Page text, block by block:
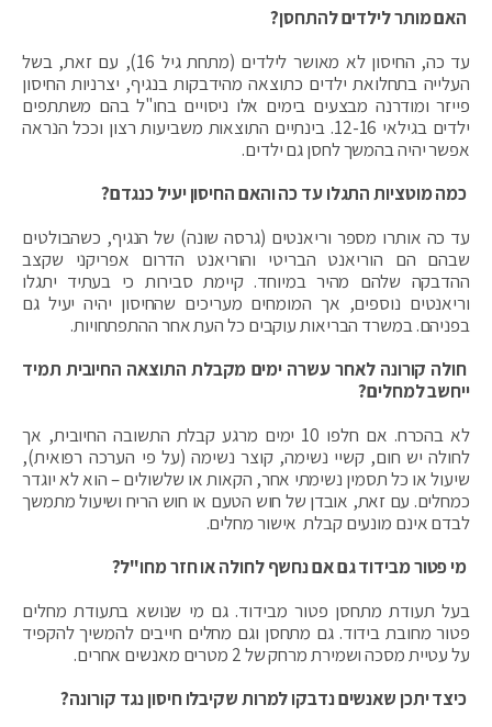
האם מותר לילדים להתחסן?
עד כה, החיסון לא מאושר לילדים (מתחת גיל 16), עם זאת, בשל
העלייה בתחלואת ילדים כתוצאה מהידבקות בנגיף, יצרניות החיסון
פייזר ומודרנה מבצעים בימים אלו ניסויים בחו"ל בהם משתתפים
ילדים בגילאי 12-16. בינתיים התוצאות משביעות רצון וככל הנראה
אפשר יהיה בהמשך לחסן גם ילדים.
כמה מוטציות התגלו עד כה והאם החיסון יעיל כנגדם?
עד כה אותרו מספר וריאנטים (גרסה שונה) של הנגיף, כשהבולטים
שבהם הם הוריאנט הבריטי והוריאנט הדרום אפריקני שקצב
ההדבקה שלהם מהיר במיוחד. קיימת סבירות כי בעתיד יתגלו
וריאנטים נוספים, אך המומחים מעריכים שהחיסון יהיה יעיל גם
בפניהם. במשרד הבריאות עוקבים כל העת אחר ההתפתחויות.
חולה קורונה לאחר עשרה ימים מקבלת התוצאה החיובית תמיד
ייחשב למחלים?
לא בהכרח. אם חלפו 10 ימים מרגע קבלת התשובה החיובית, אך
לחולה יש חום, קשיי נשימה, קוצר נשימה (על פי הערכה רפואית),
שיעול או כל תסמין נשימתי אחר, הקאות או שלשולים – הוא לא יוגדר
כמחלים. עם זאת, אובדן של חוש הטעם או חוש הריח ושיעול מתמשך
לבדם אינם מונעים קבלת אישור מחלים.
מי פטור מבידוד גם אם נחשף לחולה או חזר מחו"ל?
בעל תעודת מתחסן פטור מבידוד. גם מי שנושא בתעודת מחלים
פטור מחובת בידוד. גם מתחסן וגם מחלים חייבים להמשיך להקפיד
על עטיית מסכה ושמירת מרחק של 2 מטרים מאנשים אחרים.
כיצד יתכן שאנשים נדבקו למרות שקיבלו חיסון נגד קורונה?